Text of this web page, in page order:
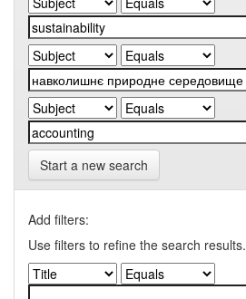
Start a new search
Add filters:
Use filters to refine the search results.